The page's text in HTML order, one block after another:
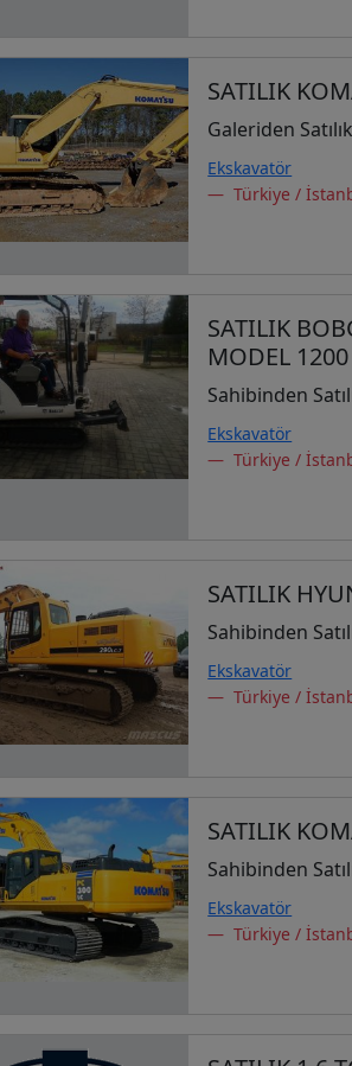
SATILIK
Galeriden
Ekskavatör
Türkiye /
SATILIK
MODEL 1200
Sahibinden
Ekskavatör
Türkiye /
SATILIK
Sahibinden
Ekskavatör
Türkiye /
SATILIK
Sahibinden
Ekskavatör
Türkiye /